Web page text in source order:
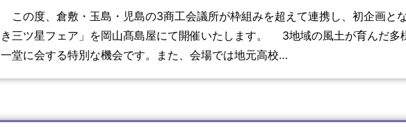
この度、倉敷・玉島・児島の3商工会議所が枠組みを超えて連携し、初企画と
き三ツ星フェア」を岡山髙島屋にて開催いたします。 3地域の風土が育んだ多
一堂に会する特別な機会です。また、会場では地元高校…